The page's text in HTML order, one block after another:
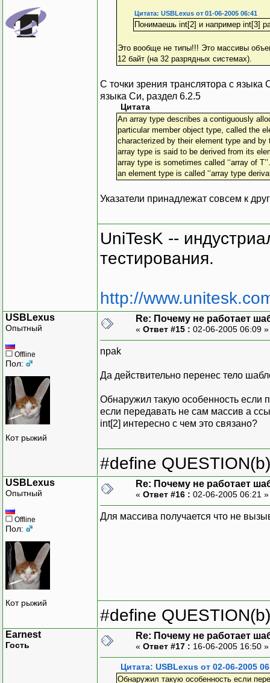
Цитата: USBLexus от 01-06-2005 06:41
Понимаешь int[2] и например int[3]
Это вообще не типы!!! Это массивы
12 байт (на 32 разрядных системах).
С точки зрения транслятора с
языка Си, раздел 6.2.5
Цитата
An array type describes a contiguously
particular member object type, called the
characterized by their element type and
array type is said to be derived from its
array type is sometimes called ‘‘array of
an element type is called ‘‘array type
Указатели принадлежат совсем к
UniTesK --
тестирования.
http://
USBLexus
Опытный
Offline
Пол:
Кот рыжий
Re: Почему не работает
« Ответ #15 : 02-06-2005 06:09
npak
Да действительно перенес тело
Обнаружил такую особенность если
если передавать не сам массив а
int[2] интересно с чем это связано?
#define
USBLexus
Опытный
Offline
Пол:
Кот рыжий
Re: Почему не работает
« Ответ #16 : 02-06-2005 06:21
Для массива получается что не
#define
Earnest
Гость
Re: Почему не работает
« Ответ #17 : 16-06-2005 16:50
Цитата: USBLexus от 02-06-2005
Обнаружил такую особенность если